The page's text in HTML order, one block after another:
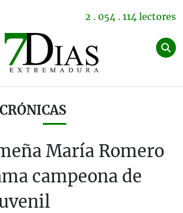
2 . 054 . 114 lectores
María Romero
campeona de